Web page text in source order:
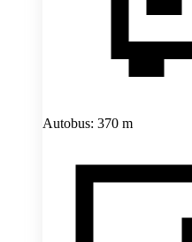
Autobus: 370 m